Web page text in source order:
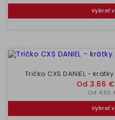
Vybrať
Tričko CXS DANIEL -
Od 3.66 €
Od 4,50
Vybrať